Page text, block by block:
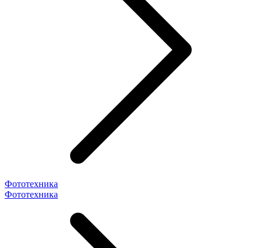
Фототехника
Фототехника